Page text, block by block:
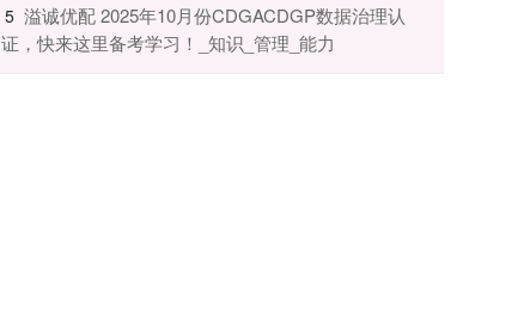
5 ​溢诚优配 2025年10月份CDGACDGP数据治理认
证，快来这里备考学习！_知识_管理_能力